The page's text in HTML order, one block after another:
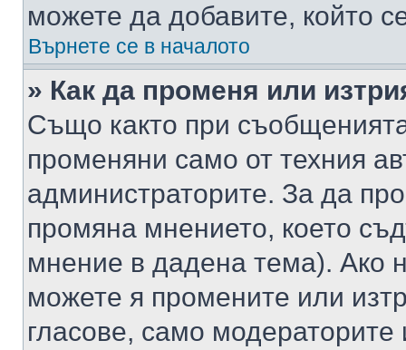
можете да добавите, който
Върнете се в началото
» Как да променя или
Също както при
променяни само от техния
администраторите. За да
промяна мнението, което
мнение в дадена тема). Ако
можете я промените или
гласове, само